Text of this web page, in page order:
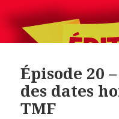
Épisode 20
des dates
TMF